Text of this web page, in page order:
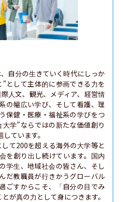
自分の生きていく時代にしっか
として主体的に参画できる力を
人文、観光、メディア、経営情
の幅広い学び、そして看護、理
保健・医療・福祉系の学びをつ
学”ならではの新たな価値創り
ています。
て200を超える海外の大学等と
を創り出し続けています。国内
学生、地域社会の皆さん、そし
だ教職員が行きかうグローバル
ごすからこそ、「自分の目でみ
が真の力として身につきます。